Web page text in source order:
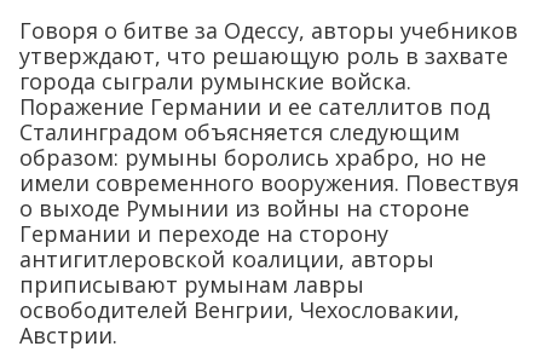
Говоря о битве за Одессу, авторы учебников
утверждают, что решающую роль в захвате
города сыграли румынские войска.
Поражение Германии и ее сателлитов под
Сталинградом объясняется следующим
образом: румыны боролись храбро, но не
имели современного вооружения. Повествуя
о выходе Румынии из войны на стороне
Германии и переходе на сторону
антигитлеровской коалиции, авторы
приписывают румынам лавры
освободителей Венгрии, Чехословакии,
Австрии.